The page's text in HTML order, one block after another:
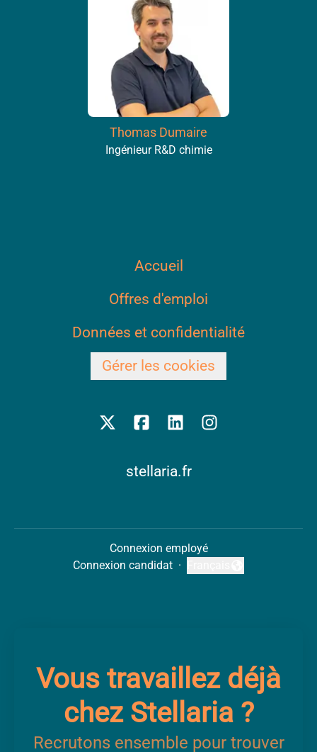
Thomas Dumaire
Ingénieur R&D chimie
Accueil
Offres d'emploi
Données et confidentialité
Gérer les cookies
stellaria.fr
Connexion employé
Connexion candidat ·
Changer la langue
Vous travaillez déjà
chez Stellaria ?
Recrutons ensemble pour trouver